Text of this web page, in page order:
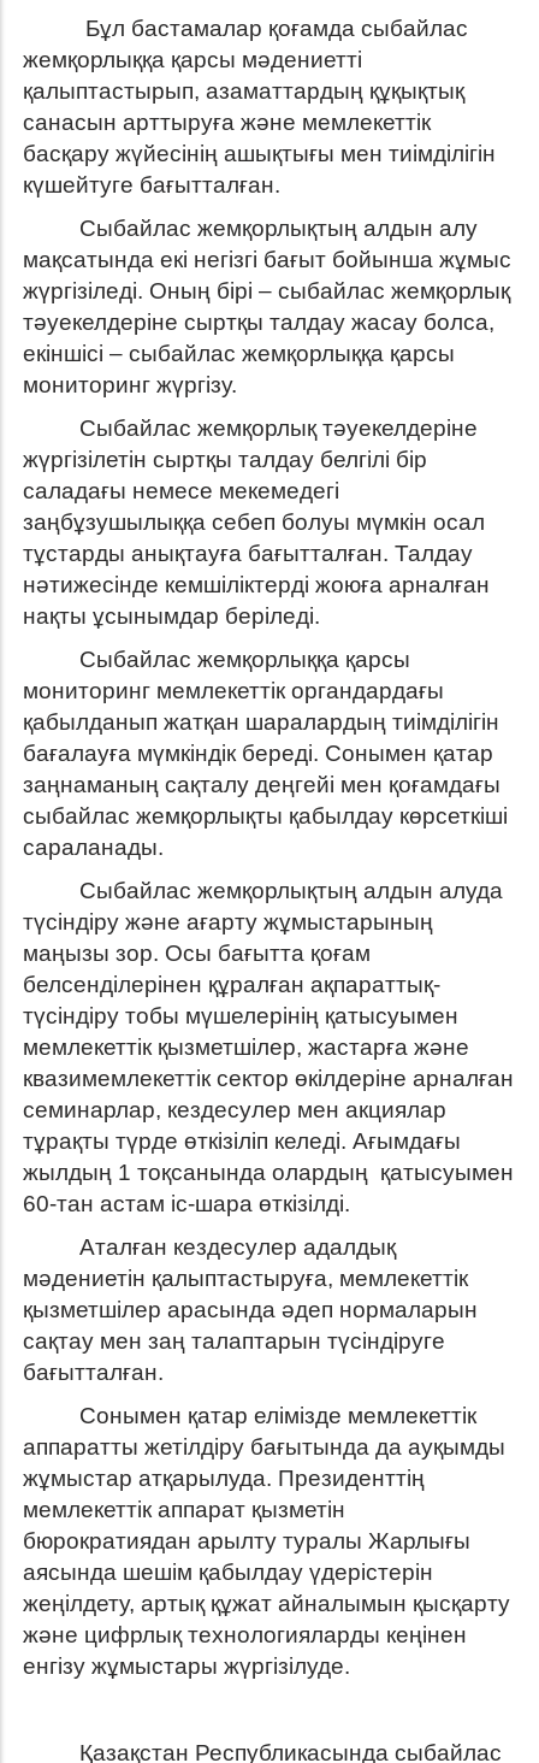
Бұл бастамалар қоғамда сыбайлас
жемқорлыққа қарсы мәдениетті
қалыптастырып, азаматтардың құқықтық
санасын арттыруға және мемлекеттік
басқару жүйесінің ашықтығы мен тиімділігін
күшейтуге бағытталған.
Сыбайлас жемқорлықтың алдын алу
мақсатында екі негізгі бағыт бойынша жұмыс
жүргізіледі. Оның бірі – сыбайлас жемқорлық
тәуекелдеріне сыртқы талдау жасау болса,
екіншісі – сыбайлас жемқорлыққа қарсы
мониторинг жүргізу.
Сыбайлас жемқорлық тәуекелдеріне
жүргізілетін сыртқы талдау белгілі бір
саладағы немесе мекемедегі
заңбұзушылыққа себеп болуы мүмкін осал
тұстарды анықтауға бағытталған. Талдау
нәтижесінде кемшіліктерді жоюға арналған
нақты ұсынымдар беріледі.
Сыбайлас жемқорлыққа қарсы
мониторинг мемлекеттік органдардағы
қабылданып жатқан шаралардың тиімділігін
бағалауға мүмкіндік береді. Сонымен қатар
заңнаманың сақталу деңгейі мен қоғамдағы
сыбайлас жемқорлықты қабылдау көрсеткіші
сараланады.
Сыбайлас жемқорлықтың алдын алуда
түсіндіру және ағарту жұмыстарының
маңызы зор. Осы бағытта қоғам
белсенділерінен құралған ақпараттық-
түсіндіру тобы мүшелерінің қатысуымен
мемлекеттік қызметшілер, жастарға және
квазимемлекеттік сектор өкілдеріне арналған
семинарлар, кездесулер мен акциялар
тұрақты түрде өткізіліп келеді. Ағымдағы
жылдың 1 тоқсанында олардың қатысуымен
60-тан астам іс-шара өткізілді.
Аталған кездесулер адалдық
мәдениетін қалыптастыруға, мемлекеттік
қызметшілер арасында әдеп нормаларын
сақтау мен заң талаптарын түсіндіруге
бағытталған.
Сонымен қатар елімізде мемлекеттік
аппаратты жетілдіру бағытында да ауқымды
жұмыстар атқарылуда. Президенттің
мемлекеттік аппарат қызметін
бюрократиядан арылту туралы Жарлығы
аясында шешім қабылдау үдерістерін
жеңілдету, артық құжат айналымын қысқарту
және цифрлық технологияларды кеңінен
енгізу жұмыстары жүргізілуде.
Қазақстан Республикасында сыбайлас